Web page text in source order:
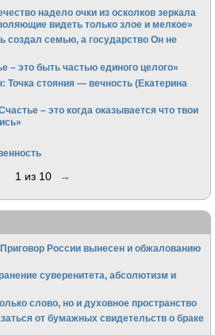
надело очки из осколков зеркала
видеть только злое и мелкое»
создал семью, а государство Он не
– это быть частью единого целого»
Точка стояния — вечность (Екатерина
– это когда оказывается что твои
1 из 10 →
России вынесен и обжалованию
суверенитета, абсолютизм и
слово, но и духовное пространство
от бумажных свидетельств о браке